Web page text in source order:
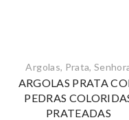
Argolas, Prata,
ARGOLAS PRATA
PEDRAS
PRATEADAS